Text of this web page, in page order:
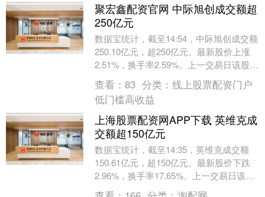
聚宏鑫配资官网 中际旭创成交额超
250亿元
数据宝统计，截至14:54，中际旭创成交额
250.10亿元，超250亿元。最新股价上涨
2.51%，换手率2.59%。上一交易日该股全
天成交额为214.34亿元。....
查看： 83 分类： 线上股票配资门户
低门槛高收益
上海股票配资网APP下载 英维克成
交额超150亿元
数据宝统计，截至14:35，英维克成交额
150.61亿元，超150亿元。最新股价下跌
2.96%，换手率17.65%。上一交易日该股
全天成交额为6.52亿元。（数....